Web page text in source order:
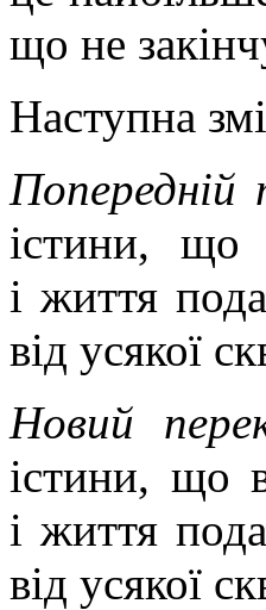
що не
Наступна
Попередній
істини, що
і життя
від усякої
Новий
істини, що
і життя
від усякої